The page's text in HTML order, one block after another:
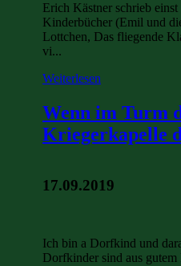
Erich Kästner schrieb einst
Kinderbücher (Emil und
Lottchen, Das fliegende
vi...
Weiterlesen
Wenn im Turm
Kriegerkapelle
17.09.2019
Ich bin a Dorfkind und
Dorfkinder sind aus